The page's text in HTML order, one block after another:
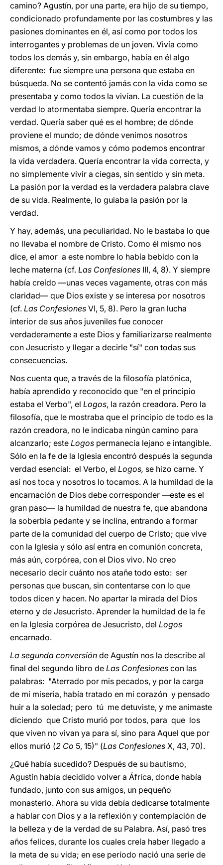
camino? Agustín, por una parte, era hijo de su tiempo,
condicionado profundamente por las costumbres y las
pasiones dominantes en él, así como por todos los
interrogantes y problemas de un joven. Vivía como
todos los demás y, sin embargo, había en él algo
diferente: fue siempre una persona que estaba en
búsqueda. No se contentó jamás con la vida como se
presentaba y como todos la vivían. La cuestión de la
verdad lo atormentaba siempre. Quería encontrar la
verdad. Quería saber qué es el hombre; de dónde
proviene el mundo; de dónde venimos nosotros
mismos, a dónde vamos y cómo podemos encontrar
la vida verdadera. Quería encontrar la vida correcta, y
no simplemente vivir a ciegas, sin sentido y sin meta.
La pasión por la verdad es la verdadera palabra clave
de su vida. Realmente, lo guiaba la pasión por la
verdad.
Y hay, además, una peculiaridad. No le bastaba lo que
no llevaba el nombre de Cristo. Como él mismo nos
dice, el amor a este nombre lo había bebido con la
leche materna (cf. Las Confesiones III, 4, 8). Y siempre
había creído —unas veces vagamente, otras con más
claridad— que Dios existe y se interesa por nosotros
(cf. Las Confesiones VI, 5, 8). Pero la gran lucha
interior de sus años juveniles fue conocer
verdaderamente a este Dios y familiarizarse realmente
con Jesucristo y llegar a decirle "sí" con todas sus
consecuencias.
Nos cuenta que, a través de la filosofía platónica,
había aprendido y reconocido que "en el principio
estaba el Verbo", el Logos, la razón creadora. Pero la
filosofía, que le mostraba que el principio de todo es la
razón creadora, no le indicaba ningún camino para
alcanzarlo; este Logos permanecía lejano e intangible.
Sólo en la fe de la Iglesia encontró después la segunda
verdad esencial: el Verbo, el Logos, se hizo carne. Y
así nos toca y nosotros lo tocamos. A la humildad de la
encarnación de Dios debe corresponder —este es el
gran paso— la humildad de nuestra fe, que abandona
la soberbia pedante y se inclina, entrando a formar
parte de la comunidad del cuerpo de Cristo; que vive
con la Iglesia y sólo así entra en comunión concreta,
más aún, corpórea, con el Dios vivo. No creo
necesario decir cuánto nos atañe todo esto: ser
personas que buscan, sin contentarse con lo que
todos dicen y hacen. No apartar la mirada del Dios
eterno y de Jesucristo. Aprender la humildad de la fe
en la Iglesia corpórea de Jesucristo, del Logos
encarnado.
La segunda conversión de Agustín nos la describe al
final del segundo libro de Las Confesiones con las
palabras: "Aterrado por mis pecados, y por la carga
de mi miseria, había tratado en mi corazón y pensado
huir a la soledad; pero tú me detuviste, y me animaste
diciendo que Cristo murió por todos, para que los
que viven no vivan ya para sí, sino para Aquel que por
ellos murió (2 Co 5, 15)" (Las Confesiones X, 43, 70).
¿Qué había sucedido? Después de su bautismo,
Agustín había decidido volver a África, donde había
fundado, junto con sus amigos, un pequeño
monasterio. Ahora su vida debía dedicarse totalmente
a hablar con Dios y a la reflexión y contemplación de
la belleza y de la verdad de su Palabra. Así, pasó tres
años felices, durante los cuales creía haber llegado a
la meta de su vida; en ese período nació una serie de